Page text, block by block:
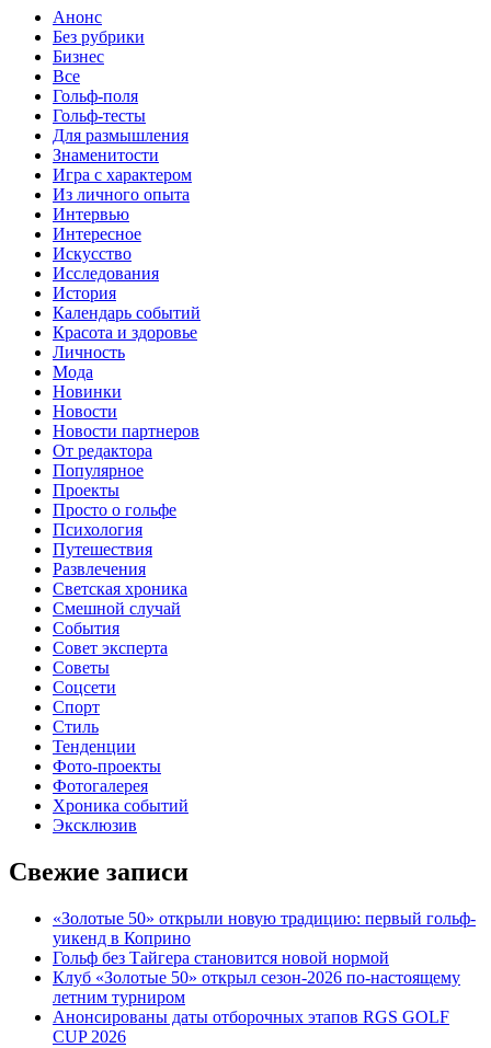
Анонс
Без рубрики
Бизнес
Все
Гольф-поля
Гольф-тесты
Для размышления
Знаменитости
Игра с характером
Из личного опыта
Интервью
Интересное
Искусство
Исследования
История
Календарь событий
Красота и здоровье
Личность
Мода
Новинки
Новости
Новости партнеров
От редактора
Популярное
Проекты
Просто о гольфе
Психология
Путешествия
Развлечения
Светская хроника
Смешной случай
События
Совет эксперта
Советы
Соцсети
Спорт
Стиль
Тенденции
Фото-проекты
Фотогалерея
Хроника событий
Эксклюзив
Свежие записи
«Золотые 50» открыли новую традицию: первый гольф-
уикенд в Коприно
Гольф без Тайгера становится новой нормой
Клуб «Золотые 50» открыл сезон-2026 по-настоящему
летним турниром
Анонсированы даты отборочных этапов RGS GOLF
CUP 2026